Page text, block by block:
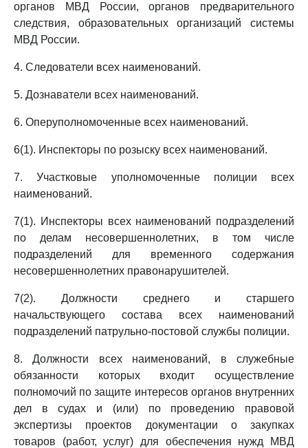
органов МВД России, органов предварительного
следствия, образовательных организаций системы
МВД России.
4. Следователи всех наименований.
5. Дознаватели всех наименований.
6. Оперуполномоченные всех наименований.
6(1). Инспекторы по розыску всех наименований.
7. Участковые уполномоченные полиции всех
наименований.
7(1). Инспекторы всех наименований подразделений
по делам несовершеннолетних, в том числе
подразделений для временного содержания
несовершеннолетних правонарушителей.
7(2). Должности среднего и старшего
начальствующего состава всех наименований
подразделений патрульно-постовой службы полиции.
8. Должности всех наименований, в служебные
обязанности которых входит осуществление
полномочий по защите интересов органов внутренних
дел в судах и (или) по проведению правовой
экспертизы проектов документации о закупках
товаров (работ, услуг) для обеспечения нужд МВД